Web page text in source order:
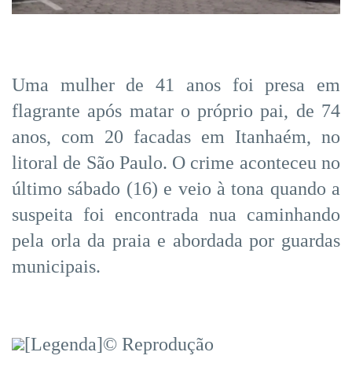
Uma mulher de 41 anos foi presa em
flagrante após matar o próprio pai, de 74
anos, com 20 facadas em Itanhaém, no
litoral de São Paulo. O crime aconteceu no
último sábado (16) e veio à tona quando a
suspeita foi encontrada nua caminhando
pela orla da praia e abordada por guardas
municipais.
[Legenda]© Reprodução